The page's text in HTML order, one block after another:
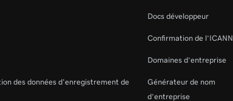
des données d'enregistrement de
Docs développeur
Confirmation de l’ICANN
Domaines d’entreprise
Générateur de nom
d’entreprise